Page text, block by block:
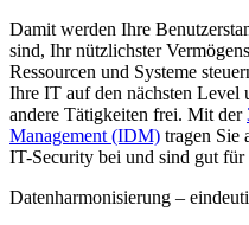
Damit werden Ihre
sind, Ihr nützlichster
Ressourcen und Systeme
Ihre IT auf den nächsten Level
andere Tätigkeiten frei. Mit der
Management (IDM) tragen Sie
IT-Security bei und sind gut
Datenharmonisierung –